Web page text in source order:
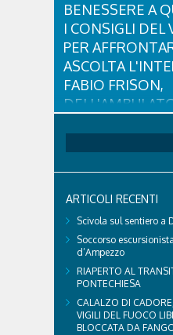
BENESSERE A
I CONSIGLI DEL
PER
ASCOLTA
FABIO FRISON,
con il veterinario di
principali accorgimenti
affrontare il caldo in
per:
ARTICOLI RECENTI
Scivola sul sentiero a
Soccorso
d’Ampezzo
RIAPERTO AL
PONTECHIESA
CALALZO DI
VIGILI DEL FUOCO
BLOCCATA DA